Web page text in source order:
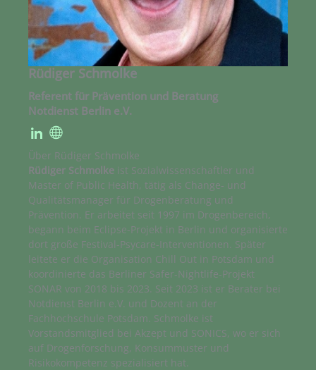
Rüdiger Schmolke
Referent für Prävention und Beratung
Notdienst Berlin e.V.
Über Rüdiger Schmolke
Rüdiger Schmolke ist Sozialwissenschaftler und
Master of Public Health, tätig als Change- und
Qualitätsmanager für Drogenberatung und
Prävention. Er arbeitet seit 1997 im Drogenbereich,
begann beim Eclipse-Projekt in Berlin und organisierte
dort große Festival-Psycare-Interventionen. Später
leitete er die Organisation Chill Out in Potsdam und
koordinierte das Berliner Safer-Nightlife-Projekt
SONAR von 2018 bis 2023. Seit 2023 ist er Berater bei
Notdienst Berlin e.V. und Dozent an der
Fachhochschule Potsdam. Schmolke ist
Vorstandsmitglied bei Akzept und SONICS, wo er sich
auf Drogenforschung, Konsummuster und
Risikokompetenz spezialisiert hat​.